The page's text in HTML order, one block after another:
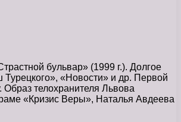
бульвар» (1999 г.). Долгое
«Новости» и др. Первой
телохранителя Львова
«Кризис Веры», Наталья Авдеева